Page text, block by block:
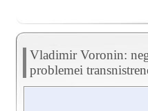
Vladimir Voronin:
problemei